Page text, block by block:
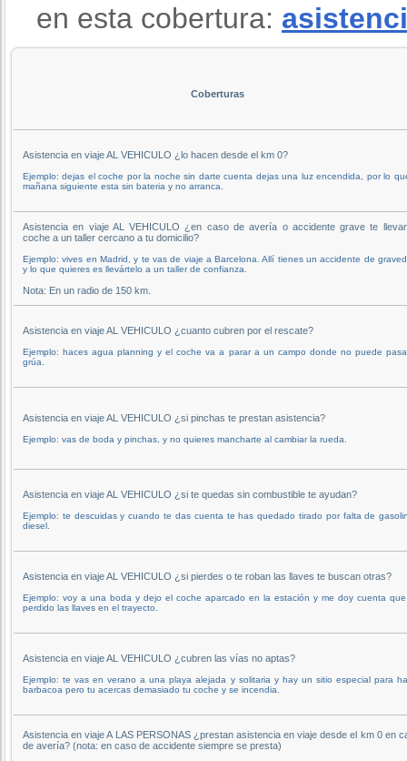
en esta cobertura:
Coberturas
Asistencia en viaje AL VEHICULO ¿lo hacen desde el km 0?
Ejemplo: dejas el coche por la noche sin darte cuenta dejas una luz encendida, por lo
mañana siguiente esta sin bateria y no arranca.
Asistencia en viaje AL VEHICULO ¿en caso de avería o accidente grave te
coche a un taller cercano a tu domicilio?
Ejemplo: vives en Madrid, y te vas de viaje a Barcelona. Allí tienes un accidente de
y lo que quieres es llevártelo a un taller de confianza.
Nota: En un radio de 150 km.
Asistencia en viaje AL VEHICULO ¿cuanto cubren por el rescate?
Ejemplo: haces agua planning y el coche va a parar a un campo donde no puede
grúa.
Asistencia en viaje AL VEHICULO ¿si pinchas te prestan asistencia?
Ejemplo: vas de boda y pinchas, y no quieres mancharte al cambiar la rueda.
Asistencia en viaje AL VEHICULO ¿si te quedas sin combustible te ayudan?
Ejemplo: te descuidas y cuando te das cuenta te has quedado tirado por falta de
diesel.
Asistencia en viaje AL VEHICULO ¿si pierdes o te roban las llaves te buscan otras?
Ejemplo: voy a una boda y dejo el coche aparcado en la estación y me doy cuenta
perdido las llaves en el trayecto.
Asistencia en viaje AL VEHICULO ¿cubren las vías no aptas?
Ejemplo: te vas en verano a una playa alejada y solitaria y hay un sitio especial para
barbacoa pero tu acercas demasiado tu coche y se incendia.
Asistencia en viaje A LAS PERSONAS ¿prestan asistencia en viaje desde el km 0 en
de avería? (nota: en caso de accidente siempre se presta)